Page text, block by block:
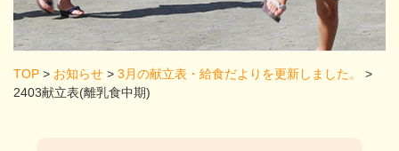
TOP > お知らせ > 3月の献立表・給食だよりを更新しました。
>
2403献立表(離乳食中期)